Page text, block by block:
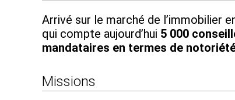
Arrivé sur le marché de l’immobilier
qui compte aujourd’hui 5 000
mandataires en termes de
Missions